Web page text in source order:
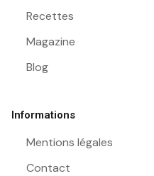
Recettes
Magazine
Blog
Informations
Mentions légales
Contact